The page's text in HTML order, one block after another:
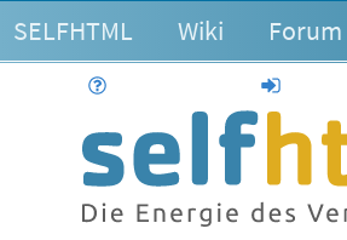
SELFHTML Wiki Forum